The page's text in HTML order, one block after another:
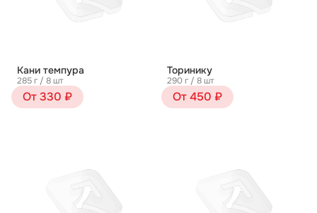
Кани темпура
285 г / 8 шт
От 330 ₽
Торинику
290 г / 8 шт
От 450 ₽